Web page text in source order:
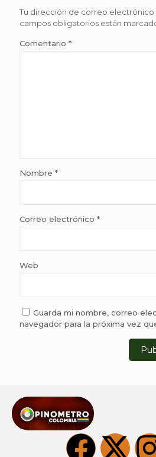
Tu dirección de correo electrónico
campos obligatorios están
Comentario *
Nombre *
Correo electrónico *
Web
Guarda mi nombre, correo
navegador para la próxima vez